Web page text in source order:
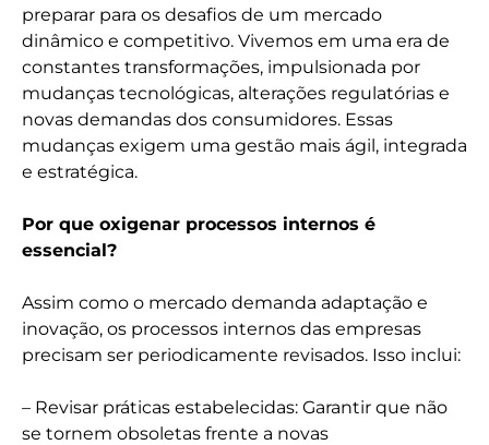
preparar para os desafios de um mercado
dinâmico e competitivo. Vivemos em uma era de
constantes transformações, impulsionada por
mudanças tecnológicas, alterações regulatórias e
novas demandas dos consumidores. Essas
mudanças exigem uma gestão mais ágil, integrada
e estratégica.
Por que oxigenar processos internos é
essencial?
Assim como o mercado demanda adaptação e
inovação, os processos internos das empresas
precisam ser periodicamente revisados. Isso inclui:
– Revisar práticas estabelecidas: Garantir que não
se tornem obsoletas frente a novas